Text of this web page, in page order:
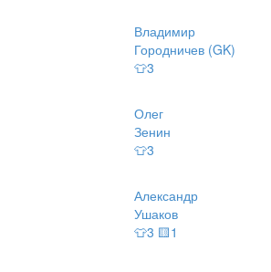
Владимир
Городничев (GK)
👕3
Олег
Зенин
👕3
Александр
Ушаков
👕3 🟨1